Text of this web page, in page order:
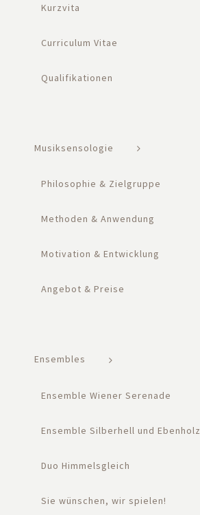
Kurzvita
Curriculum Vitae
Qualifikationen
Musiksensologie
Philosophie & Zielgruppe
Methoden & Anwendung
Motivation & Entwicklung
Angebot & Preise
Ensembles
Ensemble Wiener Serenade
Ensemble Silberhell und Ebenholz
Duo Himmelsgleich
Sie wünschen, wir spielen!